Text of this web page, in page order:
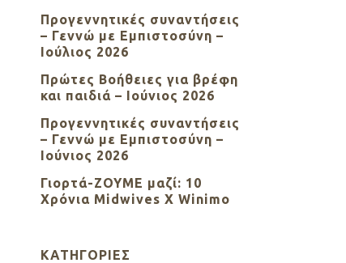
Προγεννητικές συναντήσεις
– Γεννώ με Εμπιστοσύνη –
Ιούλιος 2026
Πρώτες Βοήθειες για βρέφη
και παιδιά – Ιούνιος 2026
Προγεννητικές συναντήσεις
– Γεννώ με Εμπιστοσύνη –
Ιούνιος 2026
Γιορτά-ΖΟΥΜΕ μαζί: 10
Χρόνια Midwives X Winimo
KΑΤΗΓΟΡΊΕΣ